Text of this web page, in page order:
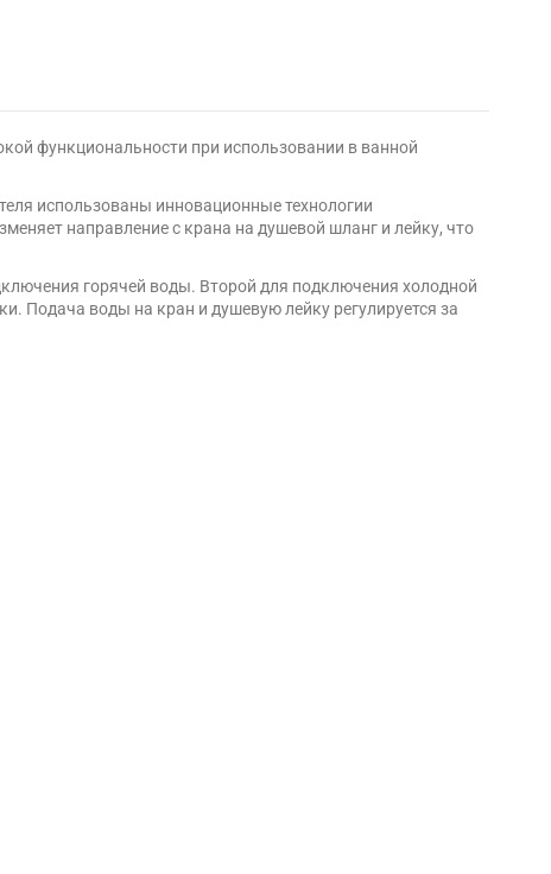
функциональности при использовании в ванной
использованы инновационные технологии
направление с крана на душевой шланг и лейку, что
горячей воды. Второй для подключения холодной
Подача воды на кран и душевую лейку регулируется за